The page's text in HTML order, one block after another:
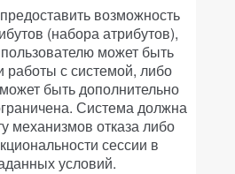
возможность
(набора атрибутов),
может быть
работы с системой, либо
быть дополнительно
Система должна
механизмов отказа либо
сессии в
условий.